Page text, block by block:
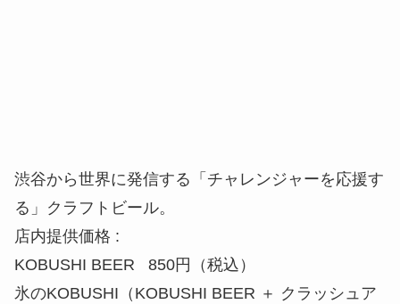
渋谷から世界に発信する「チャレンジャーを応援す
る」クラフトビール。
店内提供価格 :
KOBUSHI BEER 850円（税込）
氷のKOBUSHI（KOBUSHI BEER ＋ クラッシュア